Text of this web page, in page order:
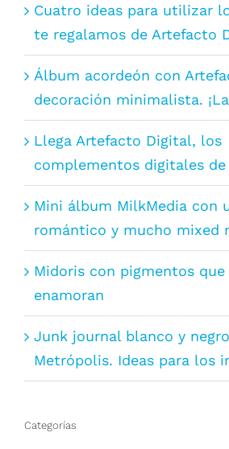
Cuatro ideas para utilizar
te regalamos de Artefacto
Álbum acordeón con
decoración minimalista.
Llega Artefacto Digital, los
complementos digitales
Mini álbum MilkMedia con
romántico y mucho mixed
Midoris con pigmentos que
enamoran
Junk journal blanco y
Metrópolis. Ideas para los
Categorías